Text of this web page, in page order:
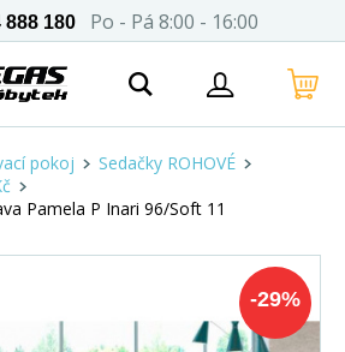
888 180 Po - Pá 8:00 - 16:00
pokoj
Sedačky ROHOVÉ
Pamela P Inari 96/Soft 11
-29%